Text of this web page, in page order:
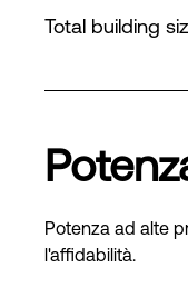
Total building
Potenza ad alte
l'affidabilità.